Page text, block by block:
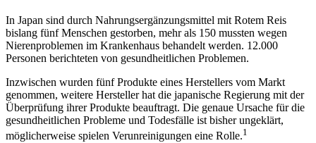
In Japan sind durch Nahrungsergänzungsmittel mit Rotem Reis
bislang fünf Menschen gestorben, mehr als 150 mussten wegen
Nierenproblemen im Krankenhaus behandelt werden. 12.000
Personen berichteten von gesundheitlichen Problemen.
Inzwischen wurden fünf Produkte eines Herstellers vom Markt
genommen, weitere Hersteller hat die japanische Regierung mit der
Überprüfung ihrer Produkte beauftragt. Die genaue Ursache für die
gesundheitlichen Probleme und Todesfälle ist bisher ungeklärt,
möglicherweise spielen Verunreinigungen eine Rolle.1